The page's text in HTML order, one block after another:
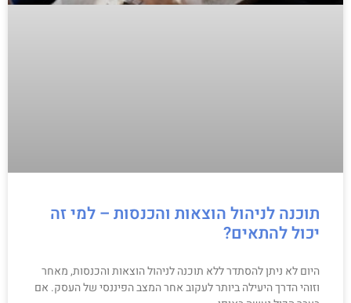
תוכנה לניהול הוצאות והכנסות – למי זה
יכול להתאים?
היום לא ניתן להסתדר ללא תוכנה לניהול הוצאות והכנסות, מאחר
וזוהי הדרך היעילה ביותר לעקוב אחר המצב הפיננסי של העסק. אם